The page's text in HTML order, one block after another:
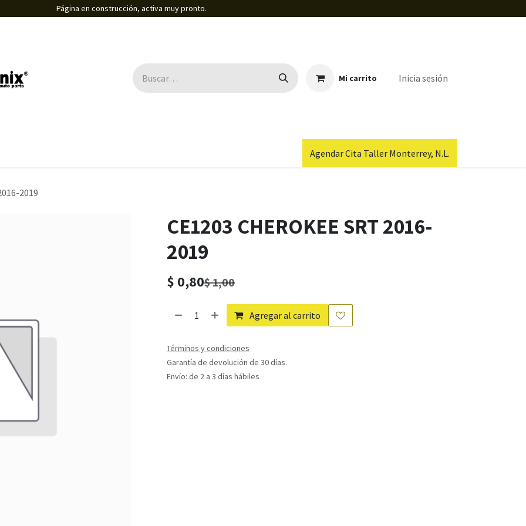
Página en construcción, activa muy pronto.
Mi carrito Inicia sesión
Agendar Cita Taller Monterrey, N.L.
2019
CE1203 CHEROKEE SRT 2016-
2019
$ 0,80$1,00
Agregar al carrito
Términos y condiciones
Garantía de devolución de 30 días.
Envío: de 2 a 3 días hábiles